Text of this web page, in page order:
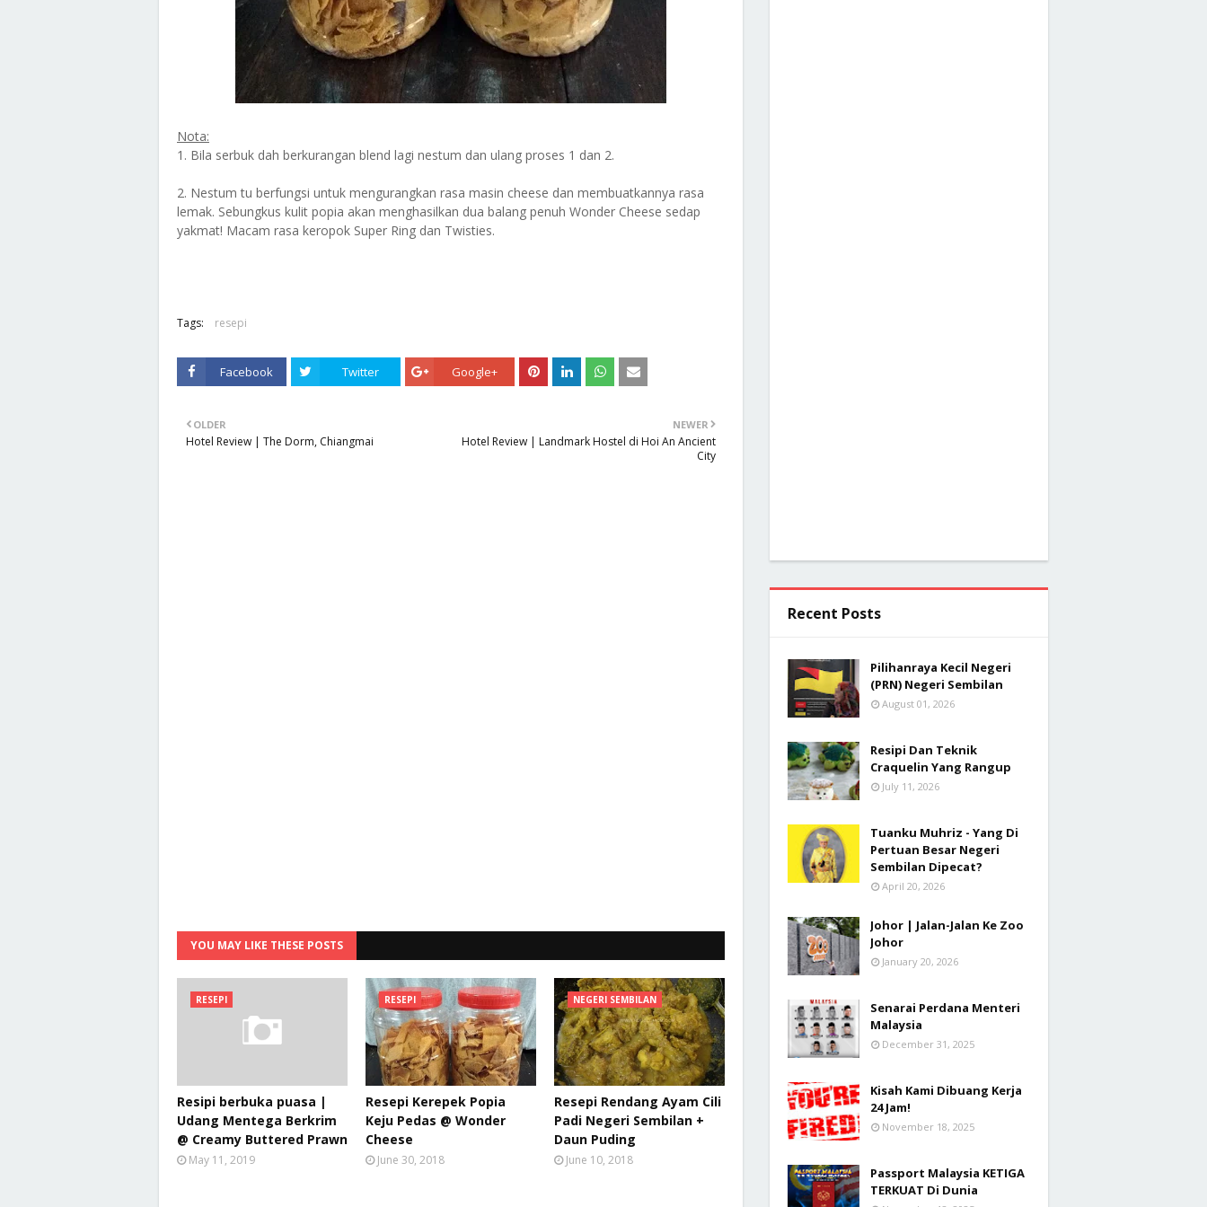
Nota:
1. Bila serbuk dah berkurangan blend lagi nestum dan ulang proses 1 dan 2.
2. Nestum tu berfungsi untuk mengurangkan rasa masin cheese dan membuatkannya rasa
lemak. Sebungkus kulit popia akan menghasilkan dua balang penuh Wonder Cheese sedap
yakmat! Macam rasa keropok Super Ring dan Twisties.
Tags: resepi
Facebook Twitter Google+
NEWER
Hotel Review | Landmark Hostel di Hoi An Ancient
City
OLDER
Hotel Review | The Dorm, Chiangmai
YOU MAY LIKE THESE POSTS
RESEPI
Resipi berbuka puasa |
Udang Mentega Berkrim
@ Creamy Buttered Prawn
May 11, 2019
RESEPI
Resepi Kerepek Popia
Keju Pedas @ Wonder
Cheese
June 30, 2018
NEGERI SEMBILAN
Resepi Rendang Ayam Cili
Padi Negeri Sembilan +
Daun Puding
June 10, 2018
Recent Posts
Pilihanraya Kecil Negeri
(PRN) Negeri Sembilan
August 01, 2026
Resipi Dan Teknik
Craquelin Yang Rangup
July 11, 2026
Tuanku Muhriz - Yang Di
Pertuan Besar Negeri
Sembilan Dipecat?
April 20, 2026
Johor | Jalan-Jalan Ke Zoo
Johor
January 20, 2026
Senarai Perdana Menteri
Malaysia
December 31, 2025
Kisah Kami Dibuang Kerja
24 Jam!
November 18, 2025
Passport Malaysia KETIGA
TERKUAT Di Dunia